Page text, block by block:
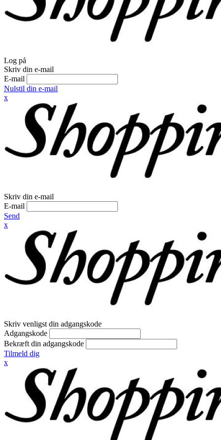
Log på
Skriv din e-mail
E-mail
Nulstil din e-mail
x
Skriv din e-mail
E-mail
Send
x
Skriv venligst din adgangskode
Adgangskode
Bekræft din adgangskode
Tilmeld dig
x